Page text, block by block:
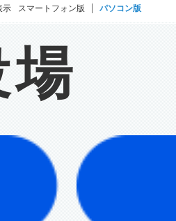
示 スマートフォン版 パソコン版